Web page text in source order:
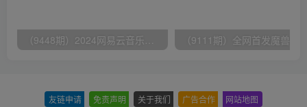
友链申请 免责声明 关于我们 广告合作 网站地图